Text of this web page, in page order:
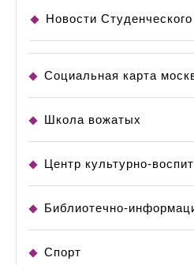
Новости
Социальная карта
Школа вожатых
Центр культурно-
Библиотечно-
Спорт